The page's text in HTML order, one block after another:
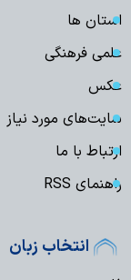
استان ها
علمی فرهنگی
عکس
سایت‌های مورد نیاز
ارتباط با ما
راهنمای RSS
انتخاب زبان